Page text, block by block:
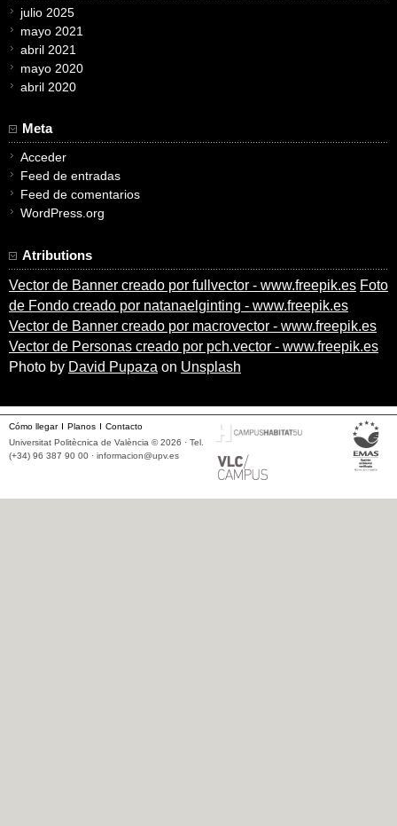
julio 2025
mayo 2021
abril 2021
mayo 2020
abril 2020
Meta
Acceder
Feed de entradas
Feed de comentarios
WordPress.org
Atributions
Vector de Banner creado por fullvector - www.freepik.es Foto
de Fondo creado por natanaelginting - www.freepik.es
Vector de Banner creado por macrovector - www.freepik.es
Vector de Personas creado por pch.vector - www.freepik.es
Photo by David Pupaza on Unsplash
Cómo llegar Planos
Contacto
Universitat Politècnica de València © 2026 · Tel.
(+34) 96 387 90 00 · informacion@upv.es